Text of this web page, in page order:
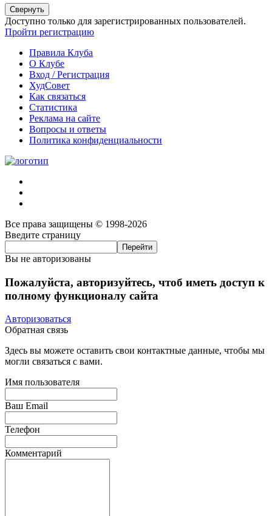
Свернуть
Доступно только для зарегистрированных пользователей.
Пройти регистрацию
Правила Клуба
О Клубе
Вход / Регистрация
ХудСовет
Как связаться
Статистика
Реклама на сайте
Вопросы и ответы
Политика конфиденциальности
Все права защищены © 1998-2026
Введите страницу
Вы не авторизованы
Пожалуйста, авторизуйтесь, чтоб иметь доступ к
полному функционалу сайта
Авторизоваться
Обратная связь
Здесь вы можете оставить свои контактные данные, чтобы мы
могли связаться с вами.
Имя пользователя
Ваш Email
Телефон
Комментарий